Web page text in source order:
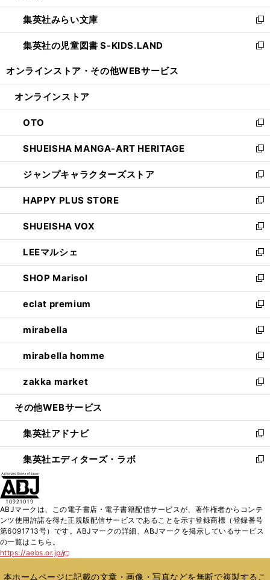
開
く
ウ
で
開
く
ン
ド
ウ
で
ウ
ィ
ン
ド
開
集英社みらい文庫
新
し
い
ン
ウ
で
開
く
集英社の児童図書 S-KIDS.LAND
新
ウ
ン
ド
ウ
で
開
く
オンラインストア・ その他WEBサービス
オンラインストア
OTO
新
し
い
ウ
ィ
ン
ド
ウ
で
開
く
SHUEISHA MANGA-ART HERITAGE
新
し
い
ウ
ィ
ン
ド
ウ
で
開
く
ジャンプキャラクターズストア
新
し
い
ウ
ィ
ン
ド
ウ
で
開
く
HAPPY PLUS STORE
新
し
い
ウ
ィ
ン
ド
ウ
で
開
く
SHUEISHA VOX
新
し
い
ウ
ィ
ン
ド
ウ
で
開
く
LEEマルシェ
新
し
い
ウ
ィ
ン
ド
ウ
で
開
く
SHOP Marisol
新
し
い
ウ
ィ
ン
ド
ウ
で
開
eclat premium
新
し
い
ウ
ィ
ン
ド
ウ
開
く
mirabella
新
し
い
ウ
ィ
ン
ウ
で
開
く
mirabella homme
新
し
い
ウ
ン
ド
ウ
で
zakka market
新
し
ウ
ィ
ン
ド
く
その他WEBサービス
集英社アドナビ
新
し
い
ド
ウ
で
集英社エディターズ・ラボ
新
ィ
ン
開
ABJマークは、この電子書店・電子書籍配信サービスが、著作権者からコンテ
ンツ使用許諾を得た正規版配信サービスであることを示す登録商標（登録番号
第6091713号）です。ABJマークの詳細、ABJマークを掲示しているサービス
の一覧はこちら。
https://aebs.or.jp/
新
い
本ホームページに記載の文章・画像・写真などを無断で複製するこ